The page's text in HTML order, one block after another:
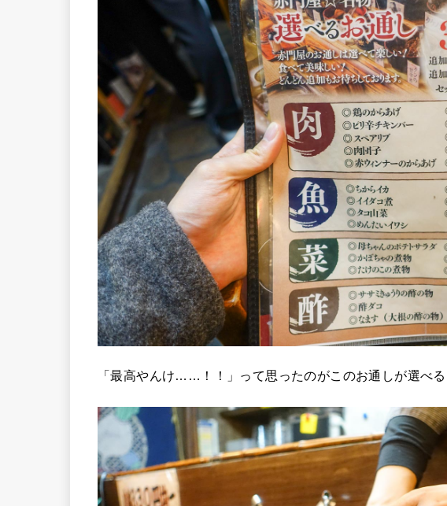
「最高やんけ……！！」って思ったのがこのお通しが選べる